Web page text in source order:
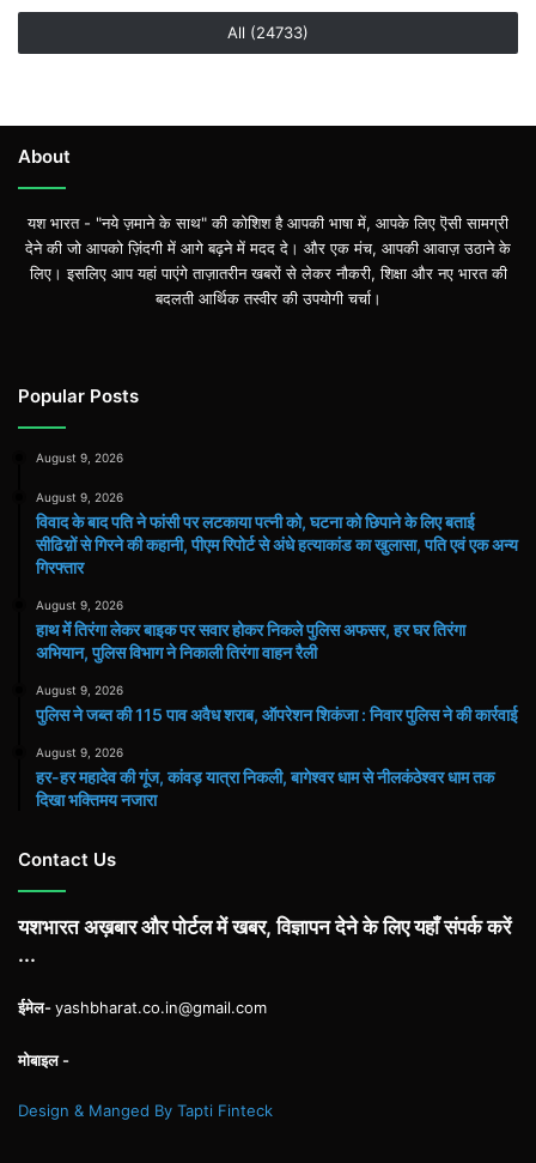
All (24733)
About
यश भारत - "नये ज़माने के साथ" की कोशिश है आपकी भाषा में, आपके लिए ऎसी सामग्री
देने की जो आपको ज़िंदगी में आगे बढ़ने में मदद दे। और एक मंच, आपकी आवाज़ उठाने के
लिए। इसलिए आप यहां पाएंगे ताज़ातरीन खबरों से लेकर नौकरी, शिक्षा और नए भारत की
बदलती आर्थिक तस्वीर की उपयोगी चर्चा।
Popular Posts
August 9, 2026
August 9, 2026
विवाद के बाद पति ने फांसी पर लटकाया पत्नी को, घटना को छिपाने के लिए बताई
सीढिय़ों से गिरने की कहानी, पीएम रिपोर्ट से अंधे हत्याकांड का खुलासा, पति एवं एक अन्य
गिरफ्तार
August 9, 2026
हाथ मेंं तिरंगा लेकर बाइक पर सवार होकर निकले पुलिस अफसर, हर घर तिरंगा
अभियान, पुलिस विभाग ने निकाली तिरंगा वाहन रैली
August 9, 2026
पुलिस ने जब्त की 115 पाव अवैध शराब, ऑपरेशन शिकंजा : निवार पुलिस ने की कार्रवाई
August 9, 2026
हर-हर महादेव की गूंज, कांवड़ यात्रा निकली, बागेश्वर धाम से नीलकंठेश्वर धाम तक
दिखा भक्तिमय नजारा
Contact Us
यशभारत अख़बार और पोर्टल में खबर, विज्ञापन देने के लिए यहाँ संपर्क करें
...
ईमेल-yashbharat.co.in@gmail.com
मोबाइल -
Design & Manged By Tapti Finteck